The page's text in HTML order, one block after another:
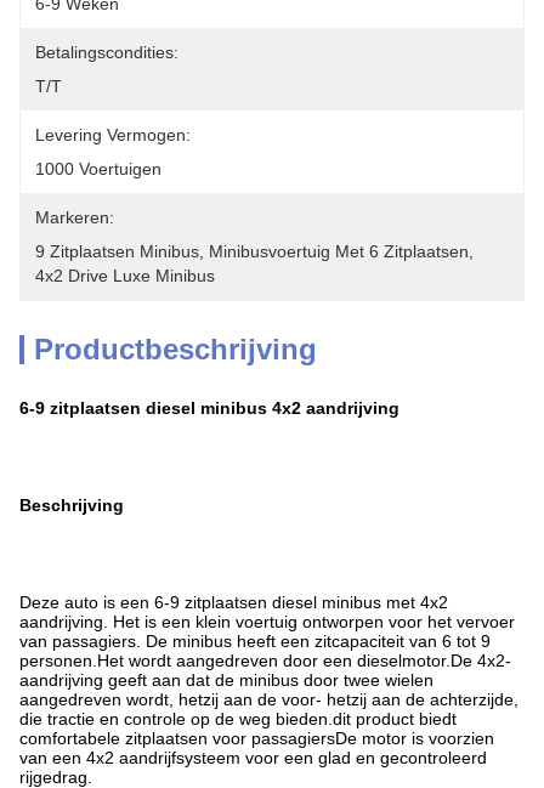
Betalingscondities:
T/T
Levering Vermogen:
1000 Voertuigen
Markeren:
9 Zitplaatsen Minibus Minibusvoertuig Met 6 Zitplaatsen
4x2 Drive Luxe Minibus
Productbeschrijving
6-9 zitplaatsen diesel minibus 4x2 aandrijving
Beschrijving
Deze auto is een 6-9 zitplaatsen diesel minibus met 4x2
aandrijving. Het is een klein voertuig ontworpen voor het vervoer
van passagiers. De minibus heeft een zitcapaciteit van 6 tot 9
personen.Het wordt aangedreven door een dieselmotor.De 4x2-
aandrijving geeft aan dat de minibus door twee wielen
aangedreven wordt, hetzij aan de voor- hetzij aan de achterzijde,
die tractie en controle op de weg bieden.dit product biedt
comfortabele zitplaatsen voor passagiersDe motor is voorzien
van een 4x2 aandrijfsysteem voor een glad en gecontroleerd
rijgedrag.